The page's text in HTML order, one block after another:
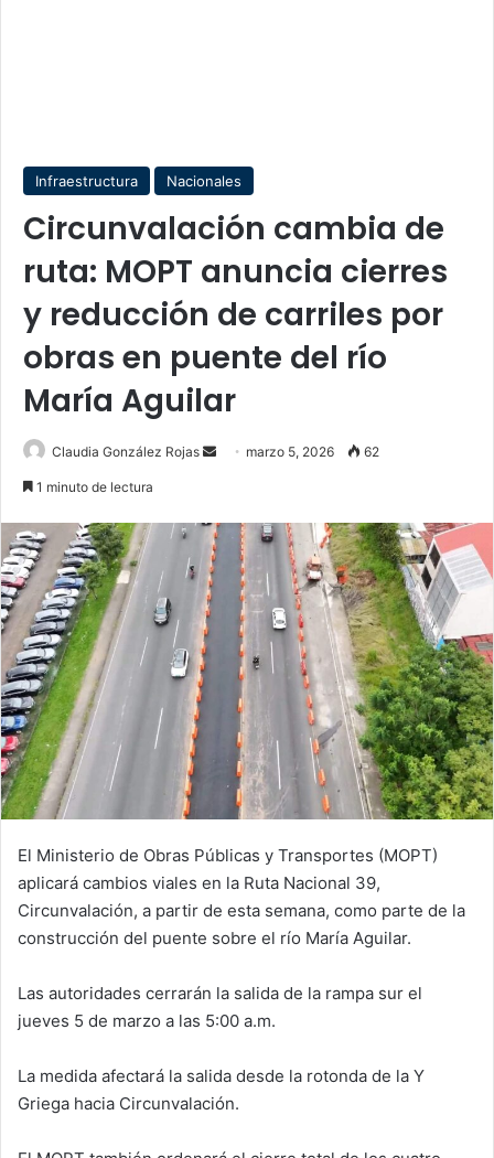
Infraestructura Nacionales
Circunvalación cambia de
ruta: MOPT anuncia cierres
y reducción de carriles por
obras en puente del río
María Aguilar
Claudia González Rojas
Send marzo 5, 2026 62
1 minuto de lectura
El Ministerio de Obras Públicas y Transportes (MOPT)
aplicará cambios viales en la Ruta Nacional 39,
Circunvalación, a partir de esta semana, como parte de la
construcción del puente sobre el río María Aguilar.
Las autoridades cerrarán la salida de la rampa sur el
jueves 5 de marzo a las 5:00 a.m.
La medida afectará la salida desde la rotonda de la Y
Griega hacia Circunvalación.